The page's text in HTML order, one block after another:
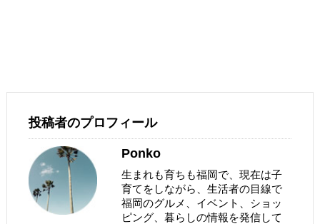
投稿者のプロフィール
Ponko
生まれも育ちも福岡で、現在は子
育てをしながら、生活者の目線で
福岡のグルメ、イベント、ショッ
ピング、暮らしの情報を発信して